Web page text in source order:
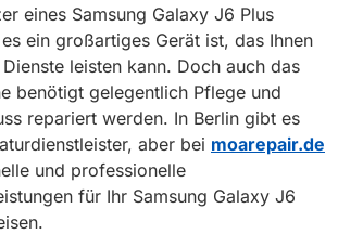
eines Samsung Galaxy J6 Plus
ein großartiges Gerät ist, das Ihnen
leisten kann. Doch auch das
benötigt gelegentlich Pflege und
repariert werden. In Berlin gibt es
aber bei moarepair.de
und professionelle
für Ihr Samsung Galaxy J6